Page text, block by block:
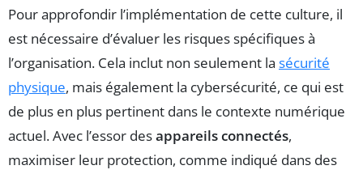
Pour approfondir l’implémentation de cette culture, il
est nécessaire d’évaluer les risques spécifiques à
l’organisation. Cela inclut non seulement la sécurité
physique, mais également la cybersécurité, ce qui est
de plus en plus pertinent dans le contexte numérique
actuel. Avec l’essor desappareils connectés,
maximiser leur protection, comme indiqué dans des